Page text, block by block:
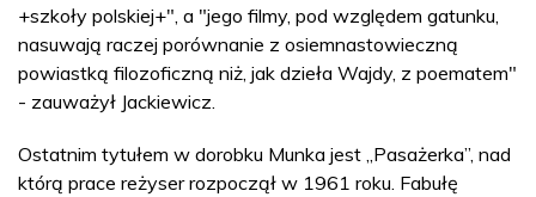
+szkoły polskiej+", a "jego filmy, pod względem gatunku,
nasuwają raczej porównanie z osiemnastowieczną
powiastką filozoficzną niż, jak dzieła Wajdy, z poematem"
- zauważył Jackiewicz.
Ostatnim tytułem w dorobku Munka jest „Pasażerka”, nad
którą prace reżyser rozpoczął w 1961 roku. Fabułę